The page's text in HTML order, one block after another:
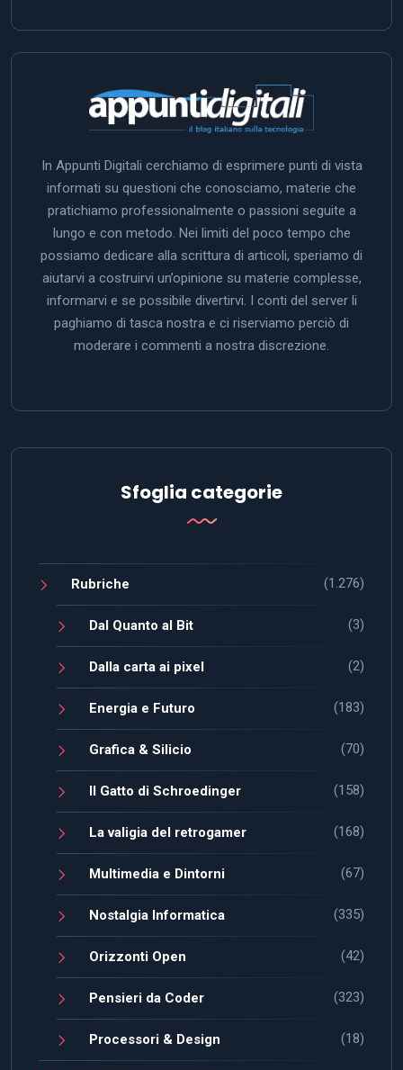
In Appunti Digitali cerchiamo di esprimere punti di vista
informati su questioni che conosciamo, materie che
pratichiamo professionalmente o passioni seguite a
lungo e con metodo. Nei limiti del poco tempo che
possiamo dedicare alla scrittura di articoli, speriamo di
aiutarvi a costruirvi un’opinione su materie complesse,
informarvi e se possibile divertirvi. I conti del server li
paghiamo di tasca nostra e ci riserviamo perciò di
moderare i commenti a nostra discrezione.
Sfoglia categorie
Rubriche (1.276)
Dal Quanto al Bit (3)
Dalla carta ai pixel (2)
Energia e Futuro (183)
Grafica & Silicio (70)
Il Gatto di Schroedinger (158)
La valigia del retrogamer (168)
Multimedia e Dintorni (67)
Nostalgia Informatica (335)
Orizzonti Open (42)
Pensieri da Coder (323)
Processori & Design (18)